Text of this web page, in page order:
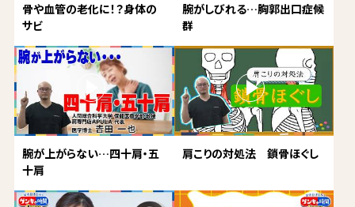
骨や血管の老化に！？身体の
サビ
腕がしびれる…胸郭出口症候
群
腕が上がらない…四十肩・五
十肩
肩こりの対処法 鎖骨ほぐし